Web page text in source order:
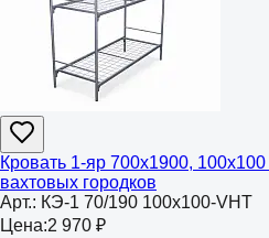
Кровать 1-яр 700х1900,
вахтовых городков
Арт.: КЭ-1 70/190 100х100-VHT
Цена:2 970 ₽